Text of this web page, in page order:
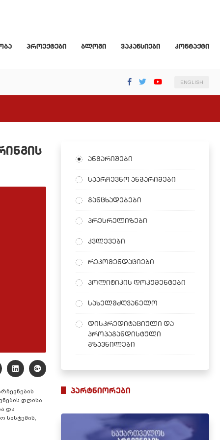
პროექტები ბლოგი ვაკანსიები კონტაქტი
ENGLISH
დღისა
და
სისტემის,
ანგარიშები
საარჩევნო ანგარიშები
განცხადებები
პრესრელიზები
კვლევები
რეკომენდაციები
პოლიტიკის დოკუმენტები
სახელმძღვანელო
დისკრედიტაციული და
პროპაგანდისტული
გზავნილები
პარტნიორები